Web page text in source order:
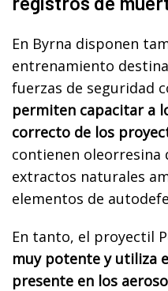
En Byrna disponen
entrenamiento
fuerzas de seguridad
permiten capacitar a
correcto de los
contienen oleorresina
extractos naturales
elementos de
En tanto, el proyectil
muy potente y utiliza
presente en los